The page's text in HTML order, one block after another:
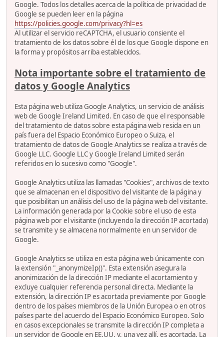
Google. Todos los detalles acerca de la política de privacidad de
Google se pueden leer en la página
https://policies.google.com/privacy?hl=es
Al utilizar el servicio reCAPTCHA, el usuario consiente el
tratamiento de los datos sobre él de los que Google dispone en
la forma y propósitos arriba establecidos.
Nota importante sobre el tratamiento de
datos y Google Analytics
Esta página web utiliza Google Analytics, un servicio de análisis
web de Google Ireland Limited. En caso de que el responsable
del tratamiento de datos sobre esta página web resida en un
país fuera del Espacio Económico Europeo o Suiza, el
tratamiento de datos de Google Analytics se realiza a través de
Google LLC. Google LLC y Google Ireland Limited serán
referidos en lo sucesivo como "Google".
Google Analytics utiliza las llamadas "Cookies", archivos de texto
que se almacenan en el dispositivo del visitante de la página y
que posibilitan un análisis del uso de la página web del visitante.
La información generada por la Cookie sobre el uso de esta
página web por el visitante (incluyendo la dirección IP acortada)
se transmite y se almacena normalmente en un servidor de
Google.
Google Analytics se utiliza en esta página web únicamente con
la extensión "_anonymizeIp()". Esta extensión asegura la
anonimización de la dirección IP mediante el acortamiento y
excluye cualquier referencia personal directa. Mediante la
extensión, la dirección IP es acortada previamente por Google
dentro de los países miembros de la Unión Europea o en otros
países parte del acuerdo del Espacio Económico Europeo. Solo
en casos excepcionales se transmite la dirección IP completa a
un servidor de Google en EE.UU. y, una vez allí, es acortada. La